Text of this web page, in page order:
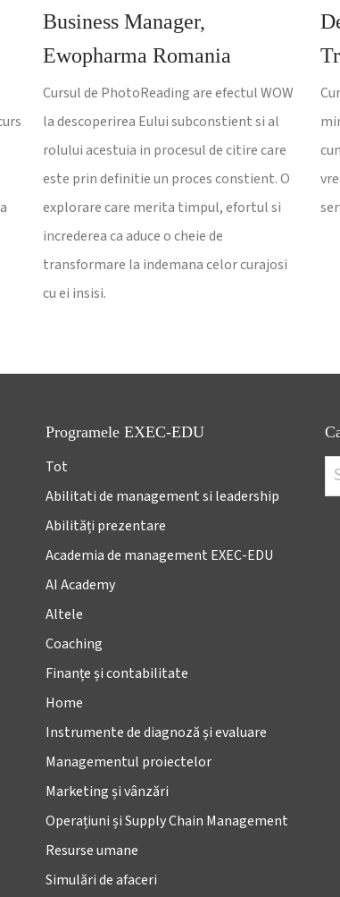
Business Manager,
Ewopharma Romania
Cursul de PhotoReading are efectul WOW
la descoperirea Eului subconstient si al
rolului acestuia in procesul de citire care
este prin definitie un proces constient. O
explorare care merita timpul, efortul si
increderea ca aduce o cheie de
transformare la indemana celor curajosi
cu ei insisi.
Programele EXEC-EDU
Tot
Abilitati de management si leadership
Abilități prezentare
Academia de management EXEC-EDU
AI Academy
Altele
Coaching
Finanțe și contabilitate
Home
Instrumente de diagnoză și evaluare
Managementul proiectelor
Marketing și vânzări
Operațiuni și Supply Chain Management
Resurse umane
Simulări de afaceri